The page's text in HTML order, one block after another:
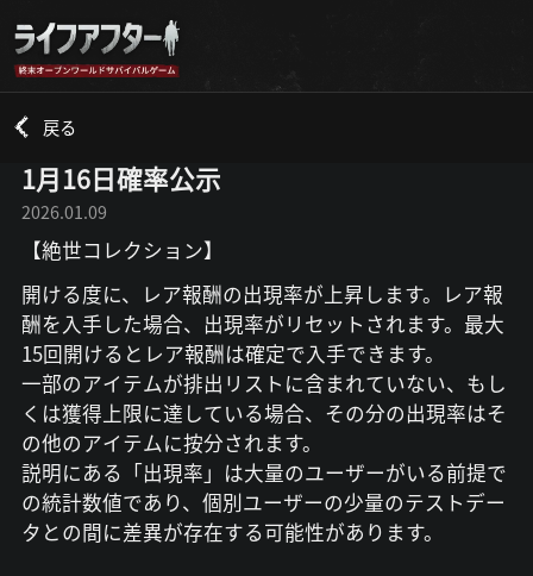
戻る
1月16日確率公示
2026.01.09
【絶世コレクション】
開ける度に、レア報酬の出現率が上昇します。レア報
酬を入手した場合、出現率がリセットされます。最大
15回開けるとレア報酬は確定で入手できます。
一部のアイテムが排出リストに含まれていない、もし
くは獲得上限に達している場合、その分の出現率はそ
の他のアイテムに按分されます。
説明にある「出現率」は大量のユーザーがいる前提で
の統計数値であり、個別ユーザーの少量のテストデー
タとの間に差異が存在する可能性があります。